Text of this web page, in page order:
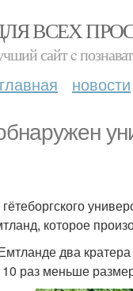
ВСЕХ
сайт c
главная новости
которое
два
10 раз меньше